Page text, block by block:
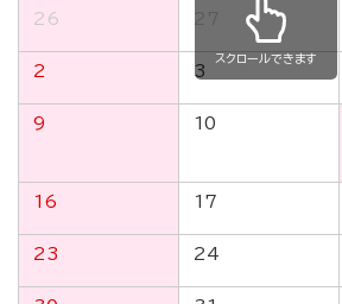
26
2 3
9 10
16 17
23 24
スクロールできます